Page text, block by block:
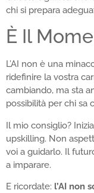
chi si prepara
È Il
L’AI non è una
ridefinire la vostra
cambiando, ma sta
possibilità per chi sa
Il mio consiglio?
upskilling. Non
voi a guidarlo. Il
a imparare.
E ricordate: l’AI non